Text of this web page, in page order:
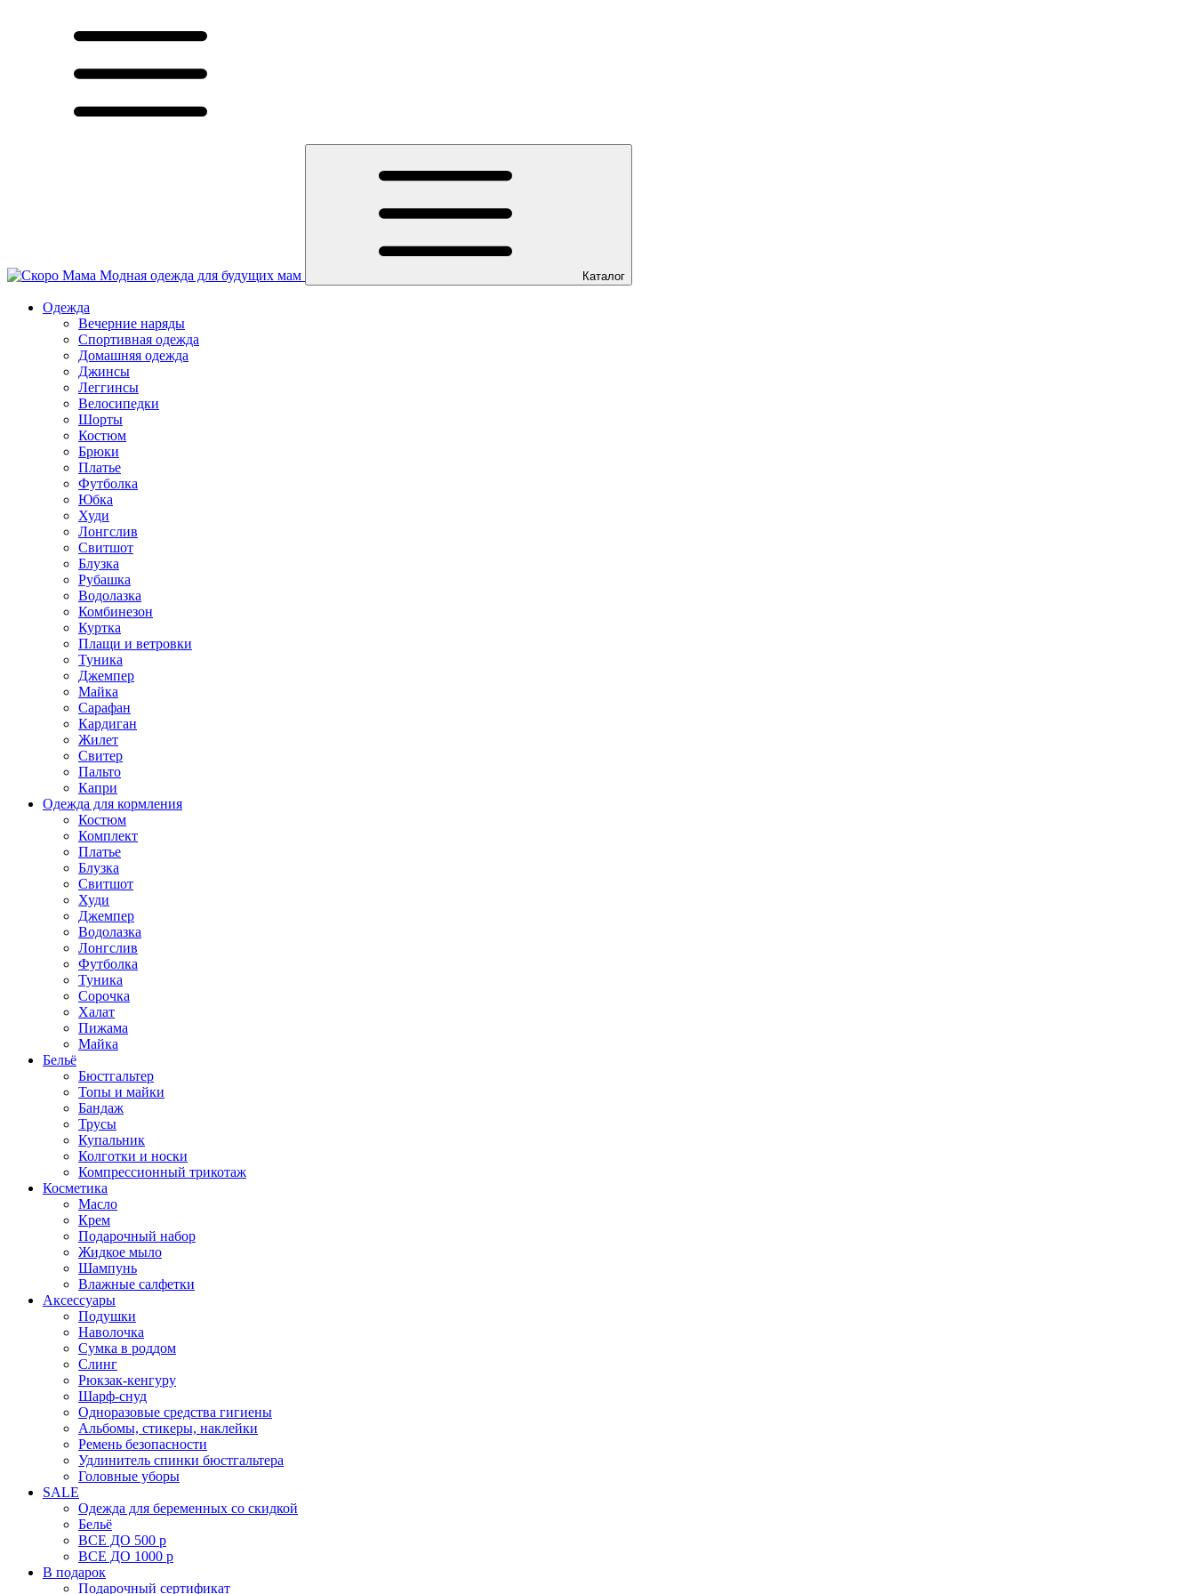
Модная одежда для будущих мам Каталог
Одежда
Вечерние наряды
Спортивная одежда
Домашняя одежда
Джинсы
Леггинсы
Велосипедки
Шорты
Костюм
Брюки
Платье
Футболка
Юбка
Худи
Лонгслив
Свитшот
Блузка
Рубашка
Водолазка
Комбинезон
Куртка
Плащи и ветровки
Туника
Джемпер
Майка
Сарафан
Кардиган
Жилет
Свитер
Пальто
Капри
Одежда для кормления
Костюм
Комплект
Платье
Блузка
Свитшот
Худи
Джемпер
Водолазка
Лонгслив
Футболка
Туника
Сорочка
Халат
Пижама
Майка
Бельё
Бюстгальтер
Топы и майки
Бандаж
Трусы
Купальник
Колготки и носки
Компрессионный трикотаж
Косметика
Масло
Крем
Подарочный набор
Жидкое мыло
Шампунь
Влажные салфетки
Аксессуары
Подушки
Наволочка
Сумка в роддом
Cлинг
Рюкзак-кенгуру
Шарф-снуд
Одноразовые средства гигиены
Альбомы, стикеры, наклейки
Ремень безопасности
Удлинитель спинки бюстгальтера
Головные уборы
SALE
Одежда для беременных со скидкой
Бельё
ВСЕ ДО 500 р
ВСЕ ДО 1000 р
В подарок
Подарочный сертификат